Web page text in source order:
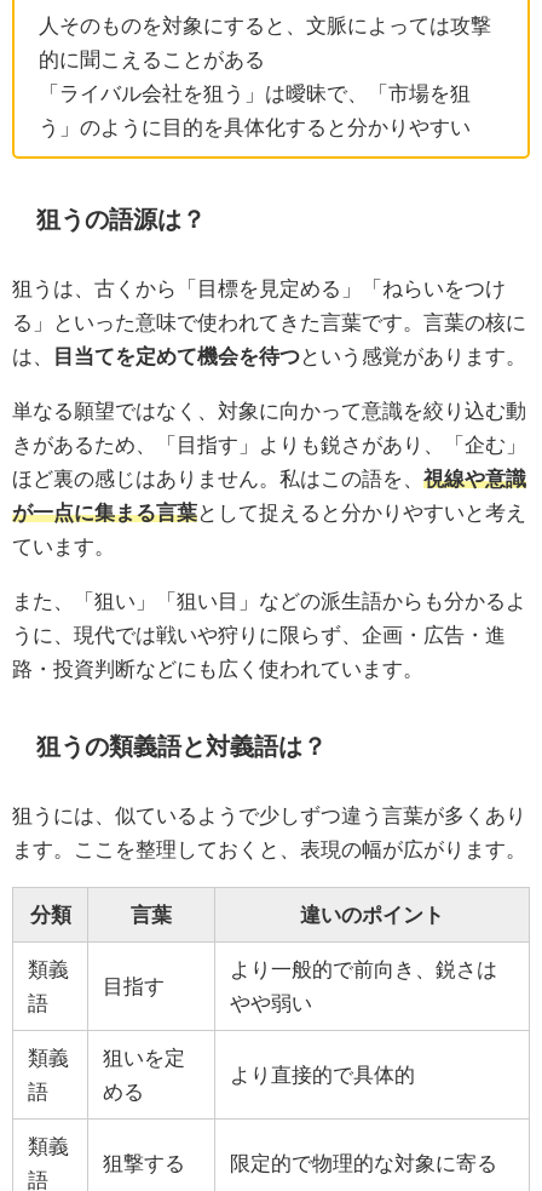
人そのものを対象にすると、文脈によっては攻撃
的に聞こえることがある
「ライバル会社を狙う」は曖昧で、「市場を狙
う」のように目的を具体化すると分かりやすい
狙うの語源は？
狙うは、古くから「目標を見定める」「ねらいをつけ
る」といった意味で使われてきた言葉です。言葉の核に
は、
目当てを定めて機会を待つという感覚があります。
単なる願望ではなく、対象に向かって意識を絞り込む動
きがあるため、「目指す」よりも鋭さがあり、「企む」
ほど裏の感じはありません。私はこの語を、 視線や意識
が一点に集まる言葉として捉えると分かりやすいと考え
ています。
また、「狙い」「狙い目」などの派生語からも分かるよ
うに、現代では戦いや狩りに限らず、企画・広告・進
路・投資判断などにも広く使われています。
狙うの類義語と対義語は？
狙うには、似ているようで少しずつ違う言葉が多くあり
ます。ここを整理しておくと、表現の幅が広がります。
分類 言葉 違いのポイント
類義
語
目指す
より一般的で前向き、鋭さは
やや弱い
類義
語
狙いを定
める
より直接的で具体的
類義
語
狙撃する 限定的で物理的な対象に寄る